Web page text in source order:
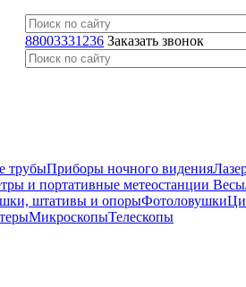
88003331236 Заказать звонок
трубыПриборы ночного видения
и портативные метеостанции Весы
штативы и опорыФотоловушки
МикроскопыТелескопы